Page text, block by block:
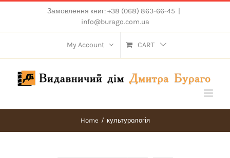
content
Замовлення книг: +38 (068) 863-66-45 |
info@burago.com.ua
My Account CART
Home / культурологія